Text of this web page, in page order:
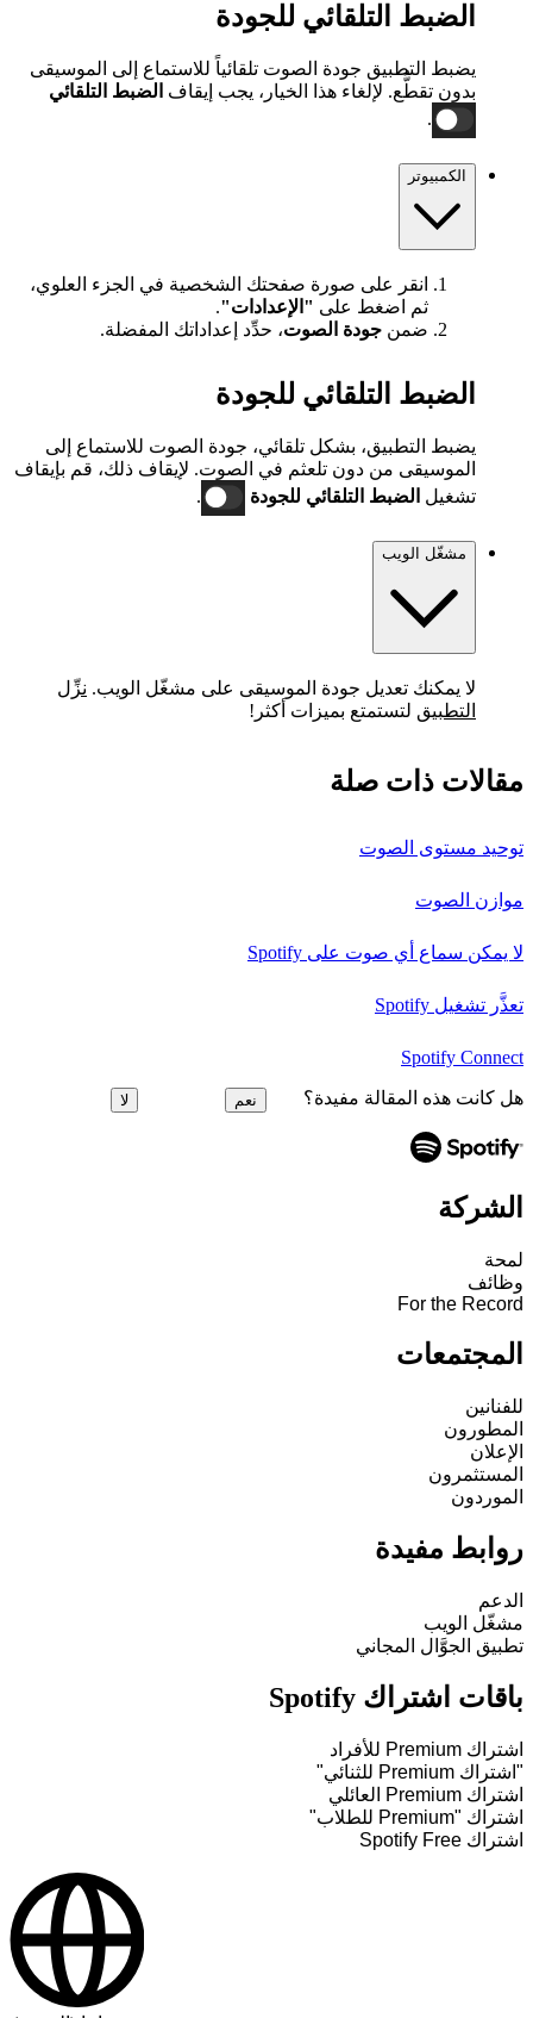
الضبط التلقائي للجودة
يضبط التطبيق جودة الصوت تلقائياً للاستماع إلى الموسيقى
بدون تقطُّع. لإلغاء هذا الخيار، يجب إيقاف الضبط التلقائي
.
الكمبيوتر
انقر على صورة صفحتك الشخصية في الجزء العلوي،
ثم اضغط على "الإعدادات".
ضمن جودة الصوت، حدِّد إعداداتك المفضلة.
الضبط التلقائي للجودة
يضبط التطبيق، بشكل تلقائي، جودة الصوت للاستماع إلى
الموسيقى من دون تلعثم في الصوت. لإيقاف ذلك، قم بإيقاف
تشغيل الضبط التلقائي للجودة .
مشغّل الويب
لا يمكنك تعديل جودة الموسيقى على مشغّل الويب. نزِّل
التطبيق لتستمتع بميزات أكثر!
مقالات ذات صلة
توحيد مستوى الصوت
موازن الصوت
لا يمكن سماع أي صوت على Spotify
تعذَّر تشغيل Spotify
Spotify Connect
هل كانت هذه المقالة مفيدة؟ نعم لا
الشركة
لمحة
وظائف
For the Record
المجتمعات
للفنانين
المطورون
الإعلان
المستثمرون
الموردون
روابط مفيدة
الدعم
مشغّل الويب
تطبيق الجوَّال المجاني
باقات اشتراك Spotify
اشتراك Premium للأفراد
"اشتراك Premium للثنائي"
اشتراك Premium العائلي
اشتراك "Premium للطلاب"
اشتراك Spotify Free